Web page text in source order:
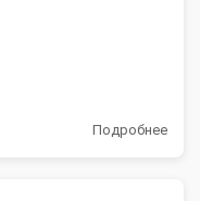
Подробнее